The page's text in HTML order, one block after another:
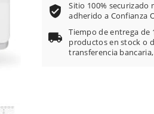
Sitio 100% securizado
adherido a Confianza
Tiempo de entrega de
productos en stock o
transferencia